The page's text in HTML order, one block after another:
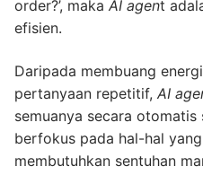
order?’, maka AI agent
efisien.
Daripada membuang
pertanyaan repetitif, AI
semuanya secara
berfokus pada hal-hal
membutuhkan sentuhan